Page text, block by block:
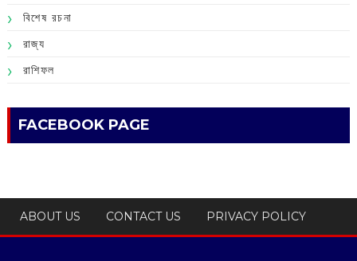
বিশেষ রচনা
রাজ্য
রাশিফল
FACEBOOK PAGE
ABOUT US CONTACT US PRIVACY POLICY